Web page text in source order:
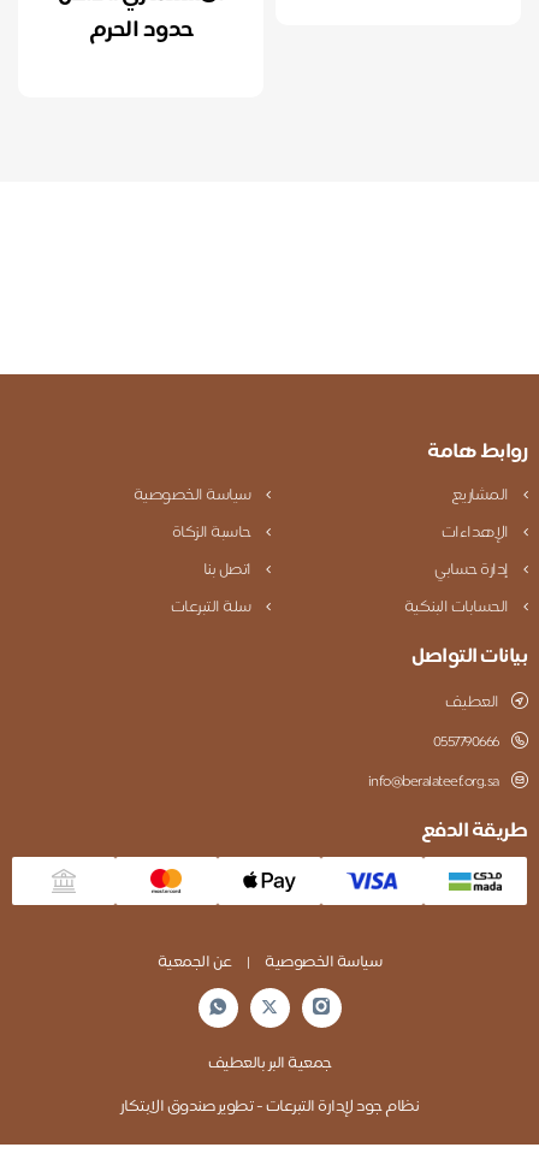
حدود الحرم
هامة
سياسة الخصوصية
حاسبة الزكاة
حسابي
اتصل بنا
البنكية
سلة التبرعات
التواصل
العطيف
0557790666
info@beralateef.org.sa
الدفع
سياسة الخصوصية | عن الجمعية
جمعية البر بالعطيف
نظام جود لإدارة التبرعات - تطوير صندوق الابتكار